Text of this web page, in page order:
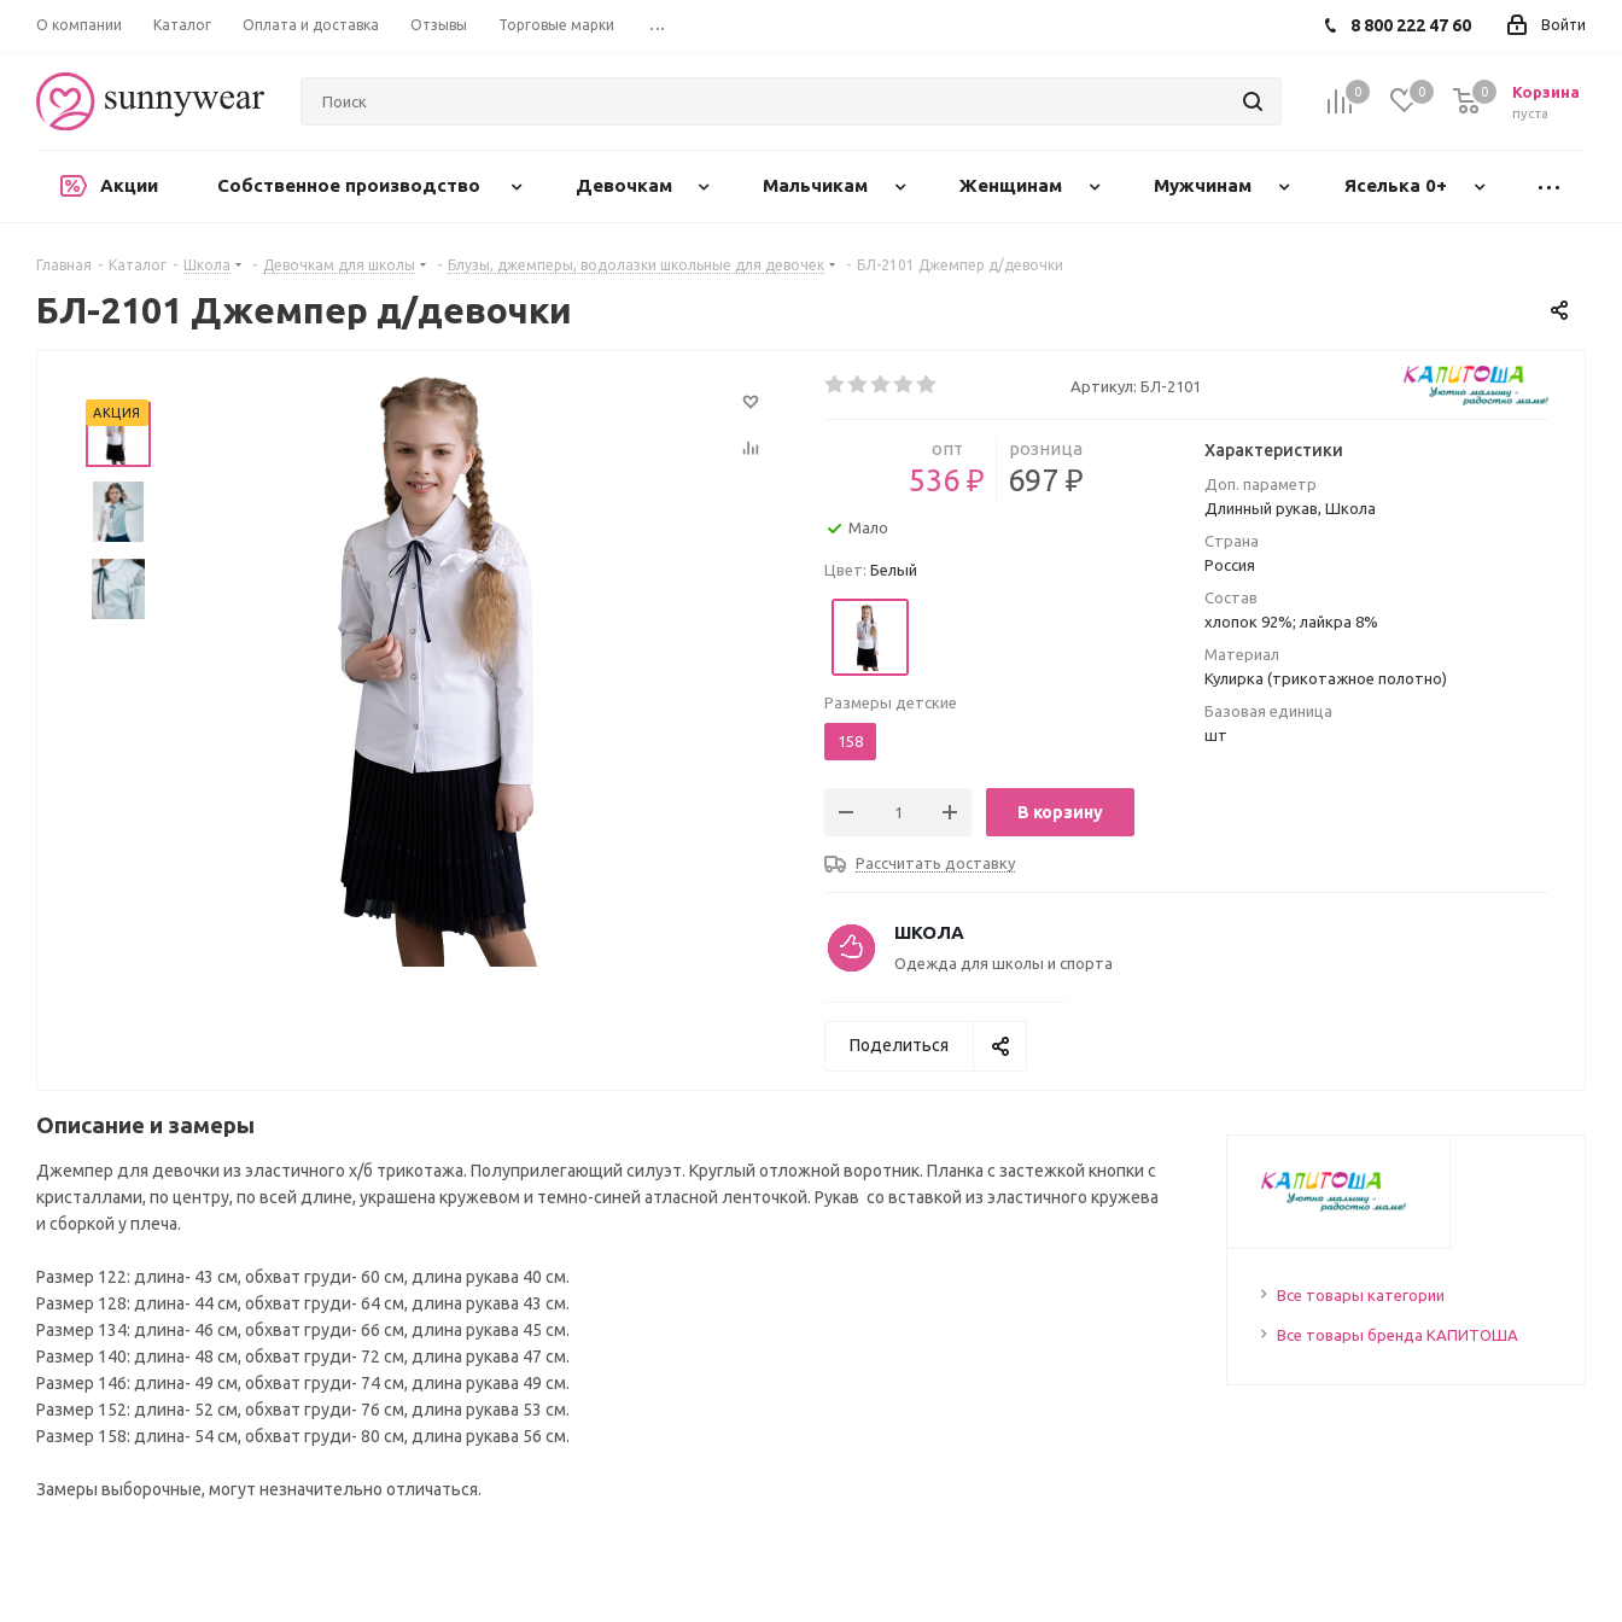
О компании Каталог Оплата и доставка Отзывы Торговые марки ... Войти
8 800 222 47 60
0 0 Корзина
пуста
0
Акции Собственное производство Девочкам Мальчикам Женщинам Мужчинам Яселька 0+
Главная - Каталог - Школа - Девочкам для школы - Блузы, джемперы, водолазки школьные для девочек - БЛ-2101 Джемпер д/девочки
БЛ-2101 Джемпер д/девочки
АКЦИЯ
Артикул: БЛ-2101
опт
536 ₽
розница
697 ₽
Мало
Цвет: Белый
Размеры детские
158
В корзину
Рассчитать доставку
Характеристики
Доп. параметр
Длинный рукав, Школа
Страна
Россия
Состав
хлопок 92%; лайкра 8%
Материал
Кулирка (трикотажное полотно)
Базовая единица
шт
ШКОЛА
Одежда для школы и спорта
Поделиться
Описание и замеры
Джемпер для девочки из эластичного х/б трикотажа. Полуприлегающий силуэт. Круглый отложной воротник. Планка с застежкой кнопки с
кристаллами, по центру, по всей длине, украшена кружевом и темно-синей атласной ленточкой. Рукав со вставкой из эластичного кружева
и сборкой у плеча.
Размер 122: длина- 43 см, обхват груди- 60 см, длина рукава 40 см.
Размер 128: длина- 44 см, обхват груди- 64 см, длина рукава 43 см.
Размер 134: длина- 46 см, обхват груди- 66 см, длина рукава 45 см.
Размер 140: длина- 48 см, обхват груди- 72 см, длина рукава 47 см.
Размер 146: длина- 49 см, обхват груди- 74 см, длина рукава 49 см.
Размер 152: длина- 52 см, обхват груди- 76 см, длина рукава 53 см.
Размер 158: длина- 54 см, обхват груди- 80 см, длина рукава 56 см.
Замеры выборочные, могут незначительно отличаться.
Все товары категории
Все товары бренда КАПИТОША